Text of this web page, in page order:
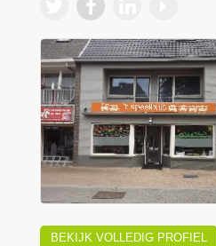
BEKIJK VOLLEDIG PROFIEL